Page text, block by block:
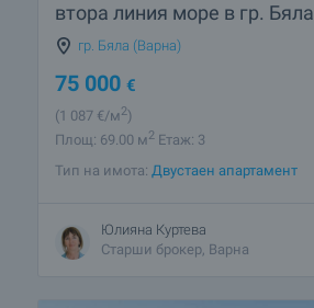
втора линия море в гр. Бяла
гр. Бяла (Варна)
75 000 €
(1 087 €/м2)
Площ: 69.00 м2 Етаж: 3
Тип на имота: Двустаен апартамент
Юлияна Куртева
Старши брокер, Варна